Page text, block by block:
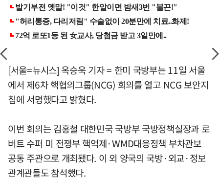
[서울=뉴시스] 옥승욱 기자 = 한미 국방부는 11일 서울
에서 제6차 핵협의그룹(NCG) 회의를 열고 NCG 보안지
침에 서명했다고 밝혔다.
이번 회의는 김홍철 대한민국 국방부 국방정책실장과 로
버트 수퍼 미 전쟁부 핵억제·WMD대응정책 부차관보
공동 주관으로 개최됐다. 이 외 양국의 국방·외교·정보
관계관들도 참석했다.